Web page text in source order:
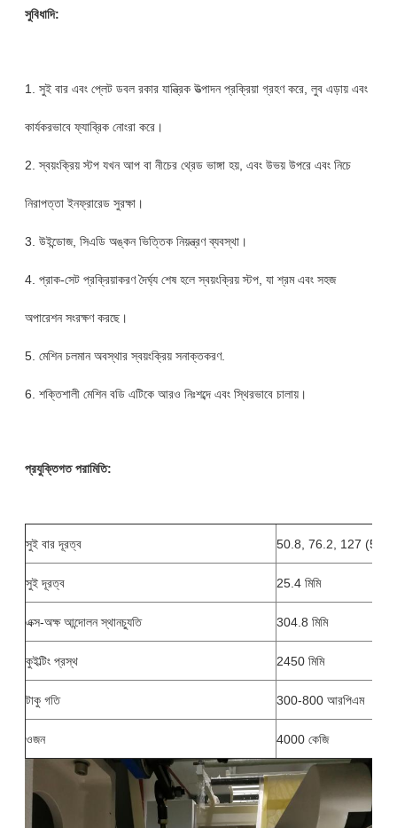
সুবিধাদি:
1. সুই বার এবং প্লেট ডবল রকার যান্ত্রিক উত্পাদন প্রক্রিয়া গ্রহণ করে, লুব এড়ায় এবং
কার্যকরভাবে ফ্যাব্রিক নোংরা করে।
2. স্বয়ংক্রিয় স্টপ যখন আপ বা নীচের থ্রেড ভাঙ্গা হয়, এবং উভয় উপরে এবং নিচে
নিরাপত্তা ইনফ্রারেড সুরক্ষা।
3. উইন্ডোজ, সিএডি অঙ্কন ভিত্তিক নিয়ন্ত্রণ ব্যবস্থা।
4. প্রাক-সেট প্রক্রিয়াকরণ দৈর্ঘ্য শেষ হলে স্বয়ংক্রিয় স্টপ, যা শ্রম এবং সহজ
অপারেশন সংরক্ষণ করছে।
5. মেশিন চলমান অবস্থার স্বয়ংক্রিয় সনাক্তকরণ.
6. শক্তিশালী মেশিন বডি এটিকে আরও নিঃশব্দে এবং স্থিরভাবে চালায়।
প্রযুক্তিগত পরামিতি:
সুই বার দূরত্ব 50.8, 76.2, 127 (5”)
সুই দূরত্ব 25.4 মিমি
এক্স-অক্ষ আন্দোলন স্থানচ্যুতি 304.8 মিমি
কুইল্টিং প্রস্থ 2450 মিমি
টাকু গতি 300-800 আরপিএম
ওজন 4000 কেজি